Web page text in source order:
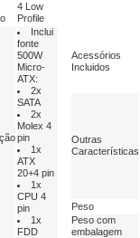
4 Low
Profile
Inclui
fonte
500W
Micro-
ATX:
2x
SATA
2x
Molex 4
pin
1x
ATX
20+4 pin
1x
CPU 4
pin
1x
FDD
Acessórios
Incluidos
Outras
Características
Peso
Peso com
embalagem